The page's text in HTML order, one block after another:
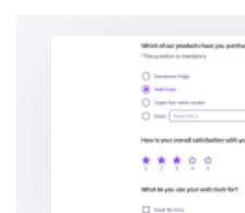
Group activities
Question and answer